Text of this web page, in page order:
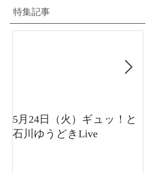
特集記事
5月24日（火）ギュッ！と
石川ゆうどきLive